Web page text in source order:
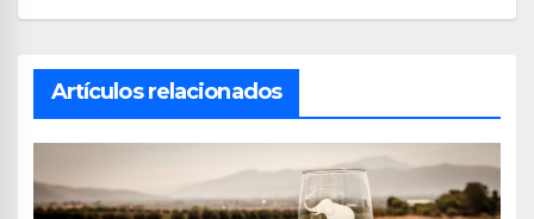
Artículos relacionados